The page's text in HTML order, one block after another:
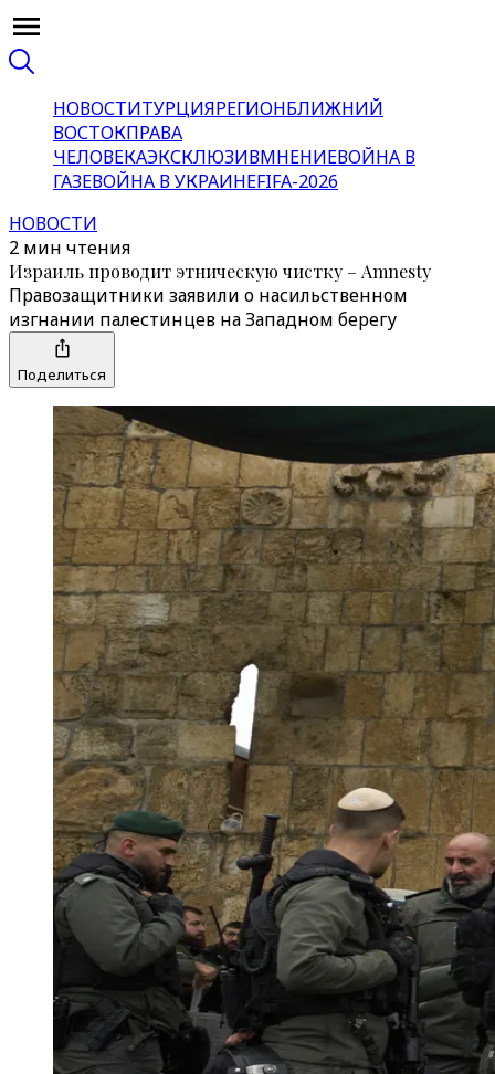
НОВОСТИТУРЦИЯРЕГИОНБЛИЖНИЙ
ВОСТОКПРАВА
ЧЕЛОВЕКАЭКСКЛЮЗИВМНЕНИЕВОЙНА В
ГАЗЕВОЙНА В УКРАИНЕFIFA-2026
НОВОСТИ
2 мин чтения
Израиль проводит этническую чистку – Amnesty
Правозащитники заявили о насильственном
изгнании палестинцев на Западном берегу
Поделиться